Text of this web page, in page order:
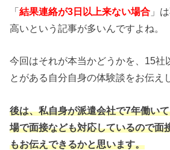
「結果連絡が3日以上来ない場合 」
高いという記事が多いんですよね。
今回はそれが本当かどうかを、15社
とがある自分自身の体験談をお伝え
後は、私自身が派遣会社で7年働い
場で面接なども対応しているので面
もお伝えできるかと思います。